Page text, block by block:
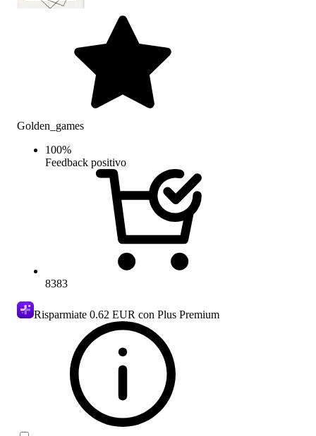
Golden_games
100%
Feedback positivo
8383
Risparmiate 0.62 EUR con Plus Premium